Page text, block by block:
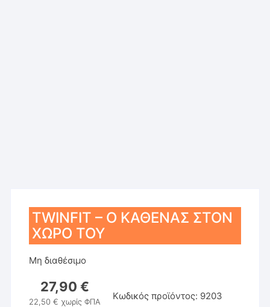
TWINFIT – Ο ΚΑΘΕΝΑΣ ΣΤΟΝ
ΧΩΡΟ ΤΟΥ
Μη διαθέσιμο
27,90€
22,50€ χωρίς ΦΠΑ Κωδικός προϊόντος: 9203